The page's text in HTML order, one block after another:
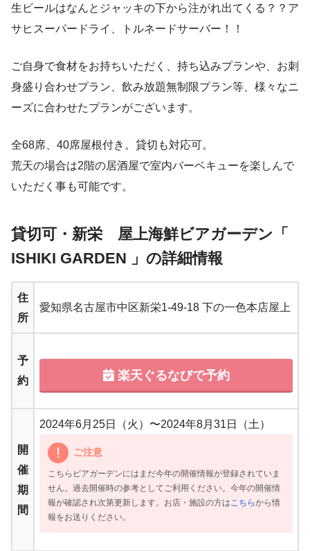
生ビールはなんとジャッキの下から注がれ出てくる？？ア
サヒスーパードライ、トルネードサーバー！！
ご自身で食材をお持ちいただく、持ち込みプランや、お刺
身盛り合わせプラン、飲み放題無制限プラン等、様々なニ
ーズに合わせたプランがございます。
全68席、40席屋根付き。貸切も対応可。
荒天の場合は2階の居酒屋で室内バーベキューを楽しんで
いただく事も可能です。
貸切可・新栄 屋上海鮮ビアガーデン「
ISHIKI GARDEN 」の詳細情報
住
所
愛知県名古屋市中区新栄1-49-18 下の一色本店屋上
予
約
楽天ぐるなびで予約
開
催
期
間
2024年6月25日（火）〜2024年8月31日（土）
ご注意
こちらビアガーデンにはまだ今年の開催情報が登録されていま
せん。過去開催時の参考としてご利用ください。今年の開催情
報が確認され次第更新します。お店・施設の方は こちらから情
報をお送りください。